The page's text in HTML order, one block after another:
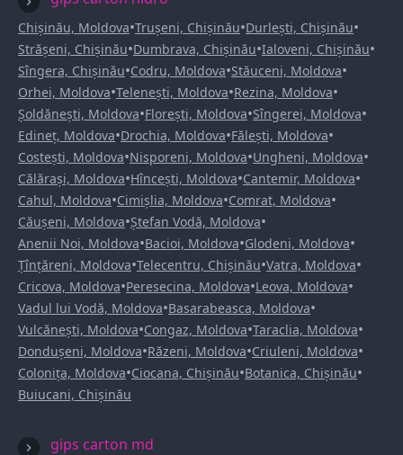
Chișinău, Moldova•Trușeni, Chișinău•Durlești, Chișinău•
Strășeni, Chișinău•Dumbrava, Chișinău•Ialoveni, Chișinău•
Sîngera, Chișinău•Codru, Moldova•Stăuceni, Moldova•
Orhei, Moldova•Telenești, Moldova•Rezina, Moldova•
Șoldănești, Moldova•Florești, Moldova•Sîngerei, Moldova•
Edineț, Moldova•Drochia, Moldova•Fălești, Moldova•
Costești, Moldova•Nisporeni, Moldova•Ungheni, Moldova•
Călărași, Moldova•Hîncești, Moldova•Cantemir, Moldova•
Cahul, Moldova•Cimișlia, Moldova•Comrat, Moldova•
Căușeni, Moldova•Ștefan Vodă, Moldova•
Anenii Noi, Moldova•Bacioi, Moldova•Glodeni, Moldova•
Țînțăreni, Moldova•Telecentru, Chișinău•Vatra, Moldova•
Cricova, Moldova•Peresecina, Moldova•Leova, Moldova•
Vadul lui Vodă, Moldova•Basarabeasca, Moldova•
Vulcănești, Moldova•Congaz, Moldova•Taraclia, Moldova•
Dondușeni, Moldova•Răzeni, Moldova•Criuleni, Moldova•
Colonița, Moldova•Ciocana, Chișinău•Botanica, Chișinău•
Buiucani, Chișinău
gips carton md